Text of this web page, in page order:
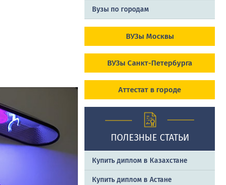
Вузы по городам
ВУЗы Москвы
ВУЗы Санкт-Петербурга
Аттестат в городе
ПОЛЕЗНЫЕ СТАТЬИ
Купить диплом в Казахстане
Купить диплом в Астане